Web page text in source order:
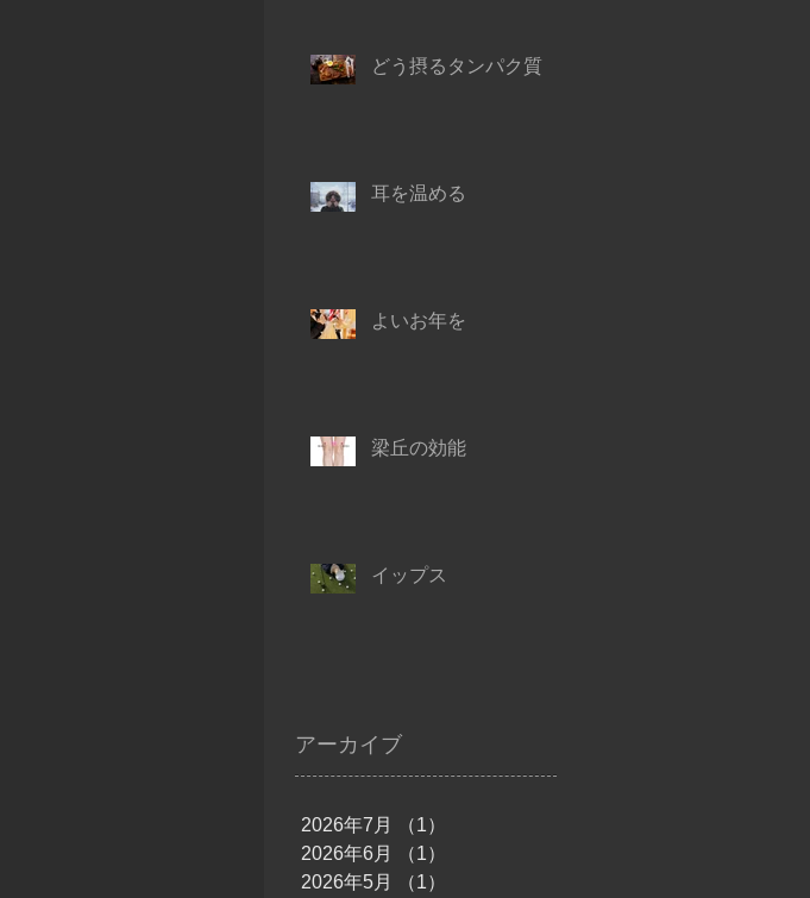
どう摂るタンパク質
耳を温める
よいお年を
梁丘の効能
イップス
アーカイブ
2026年7月 （1）
2026年6月
（1）
2026年5月
（1）